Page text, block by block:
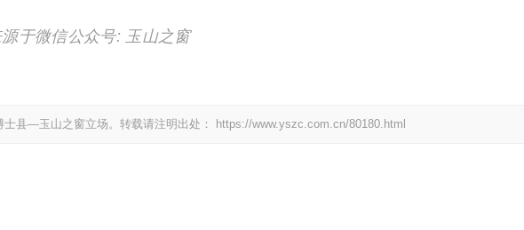
于微信公众号: 玉山之窗
县—玉山之窗立场。转载请注明出处： https://www.yszc.com.cn/80180.html